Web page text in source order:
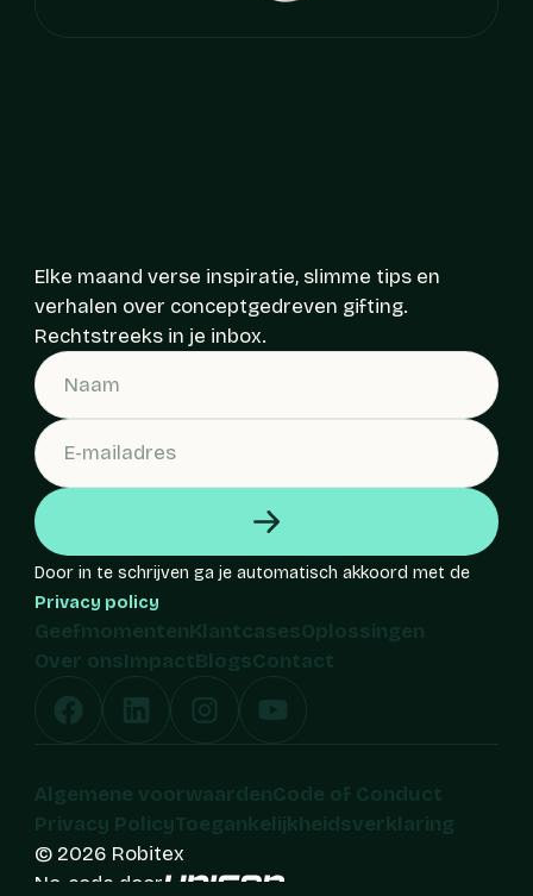
Elke maand verse inspiratie, slimme tips en
verhalen over conceptgedreven gifting.
Rechtstreeks in je inbox.
Door in te schrijven ga je automatisch akkoord met de
Privacy policy
Geefmomenten Klantcases Oplossingen
Over ons
Impact Blogs Contact
© 2026 Robitex
Algemene voorwaarden
Code of Conduct
Privacy Policy
Toegankelijkheidsverklaring
No-code door